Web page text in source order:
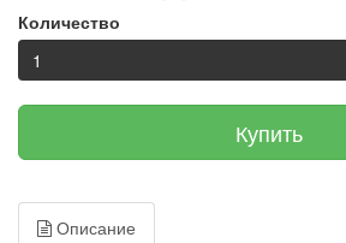
Количество
Купить
Описание